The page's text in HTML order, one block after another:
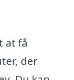
at få
der